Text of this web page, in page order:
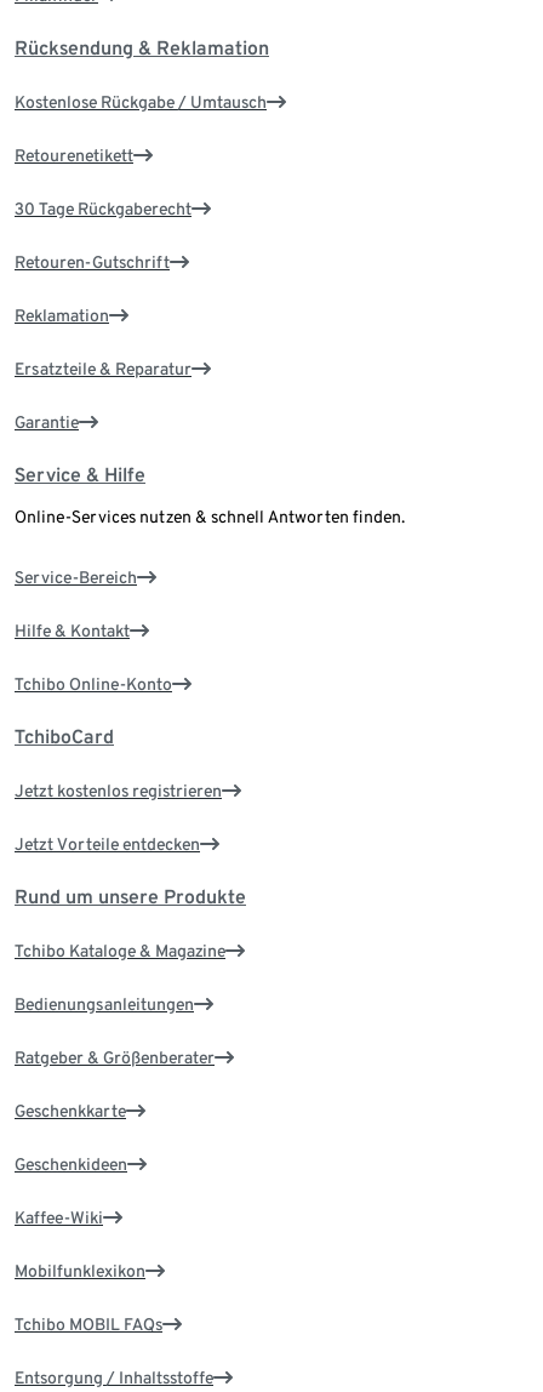
Rücksendung & Reklamation
Kostenlose Rückgabe / Umtausch
Retourenetikett
30 Tage Rückgaberecht
Retouren-Gutschrift
Reklamation
Ersatzteile & Reparatur
Garantie
Service & Hilfe
Online-Services nutzen & schnell Antworten finden.
Service-Bereich
Hilfe & Kontakt
Tchibo Online-Konto
TchiboCard
Jetzt kostenlos registrieren
Jetzt Vorteile entdecken
Rund um unsere Produkte
Tchibo Kataloge & Magazine
Bedienungsanleitungen
Ratgeber & Größenberater
Geschenkkarte
Geschenkideen
Kaffee-Wiki
Mobilfunklexikon
Tchibo MOBIL FAQs
Entsorgung / Inhaltsstoffe